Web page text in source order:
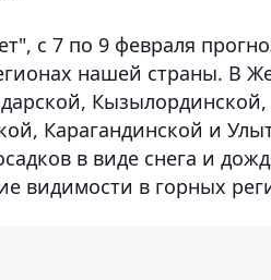
с 7 по 9 февраля
нашей страны. В
Кызылординской,
Карагандинской и
в виде снега и
видимости в горных